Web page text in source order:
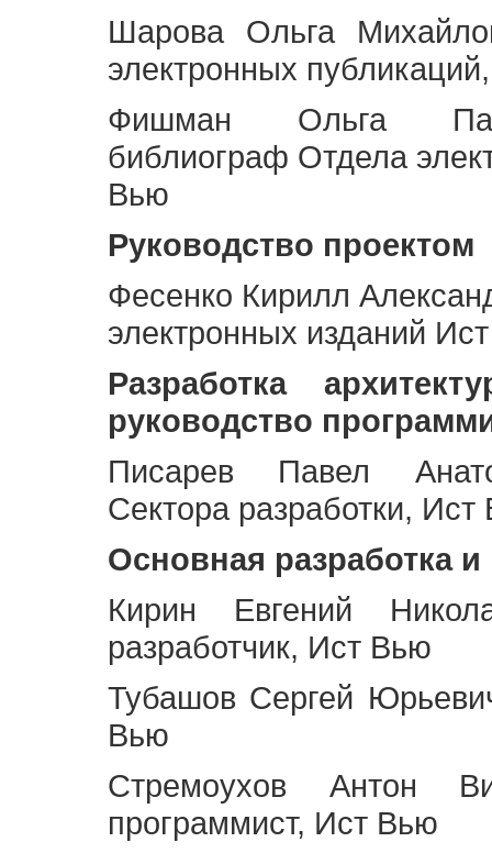
Шарова Ольга
электронных
Фишман Ольга
библиограф Отдела
Вью
Руководство проектом
Фесенко Кирилл
электронных изданий
Разработка
руководство
Писарев Павел
Сектора разработки,
Основная разработка
Кирин Евгений
разработчик, Ист Вью
Тубашов Сергей
Вью
Стремоухов Антон
программист, Ист Вью